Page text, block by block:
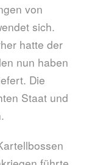
von
sich.
hatte der
nun haben
Die
Staat und